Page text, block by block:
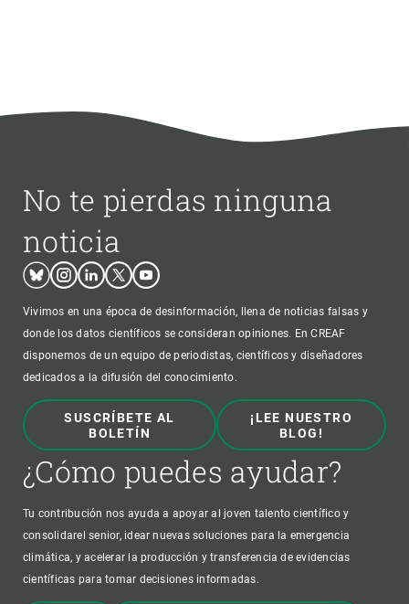
No te pierdas ninguna
noticia
BlueskyInstagram
LinkedinTwitterYoutube
Vivimos en una época de desinformación, llena de noticias falsas y
donde los datos científicos se consideran opiniones. En CREAF
disponemos de un equipo de periodistas, científicos y diseñadores
dedicados a la difusión del conocimiento.
SUSCRÍBETE AL
BOLETÍN
¡LEE NUESTRO
BLOG!
¿Cómo puedes ayudar?
Tu contribución nos ayuda a apoyar al joven talento científico y
consolidarel senior, idear nuevas soluciones para la emergencia
climática, y acelerar la producción y transferencia de evidencias
científicas para tomar decisiones informadas.